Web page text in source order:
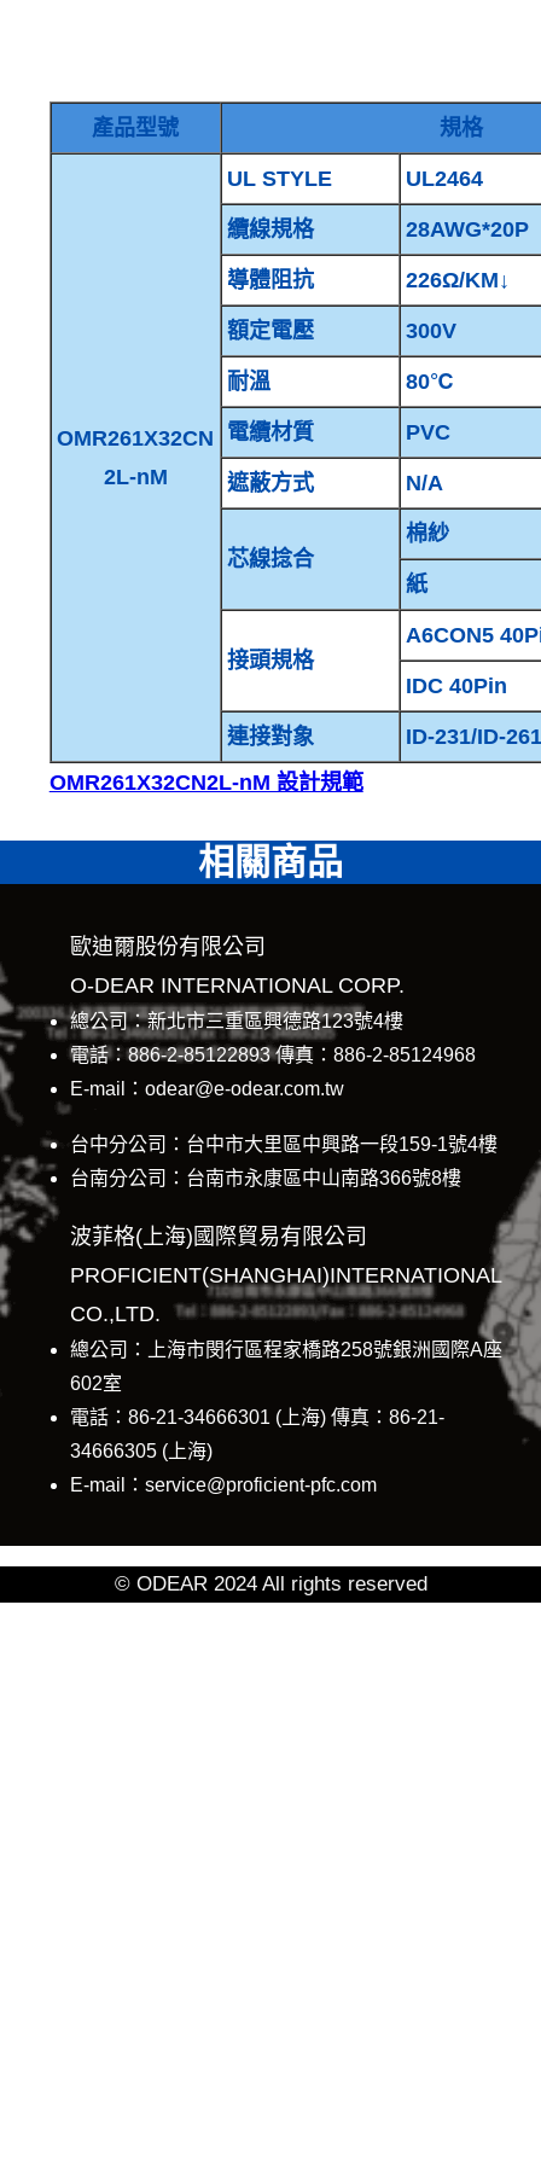
產品型號 規格
OMR261X32CN
2L-nM
UL STYLE UL2464
纜線規格 28AWG*20P
導體阻抗 226Ω/KM↓
額定電壓 300V
耐溫 80℃
電纜材質 PVC
遮蔽方式 N/A
芯線捻合
棉紗
紙
接頭規格
A6CON5
IDC 40Pin
連接對象
ID-231/ID-
OMR261X32CN2L-nM 設計規範
相關商品
歐迪爾股份有限公司
O-DEAR INTERNATIONAL CORP.
總公司：新北市三重區興德路123號4樓
電話：886-2-85122893 傳真：886-2-85124968
E-mail：odear@e-odear.com.tw
台中分公司：台中市大里區中興路一段159-1號4樓
台南分公司：台南市永康區中山南路366號8樓
波菲格(上海)國際貿易有限公司
PROFICIENT(SHANGHAI)INTERNATIONAL
CO.,LTD.
總公司：上海市閔行區程家橋路258號銀洲國際A座
602室
電話：86-21-34666301 (上海) 傳真：86-21-
34666305 (上海)
E-mail：service@proficient-pfc.com
© ODEAR 2024 All rights reserved